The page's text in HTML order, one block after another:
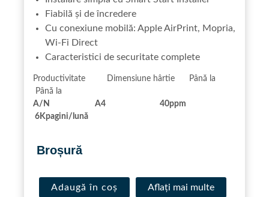
Fiabilă și de încredere
Cu conexiune mobilă: Apple AirPrint, Mopria,
Wi-Fi Direct
Caracteristici de securitate complete
Productivitate Dimensiune hârtie Până la
Până la
A/N A4 40ppm
6Kpagini/lună
Broșură
Adaugă în coș Aflaţi mai multe